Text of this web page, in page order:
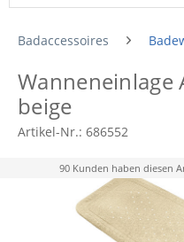
Badaccessoires
Wanneneinlage
beige
Artikel-Nr.: 686552
90 Kunden haben diesen